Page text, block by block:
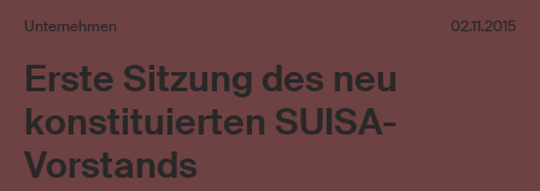
Unternehmen 02.11.2015
Erste Sitzung des neu
konstituierten SUISA-
Vorstands